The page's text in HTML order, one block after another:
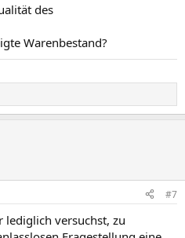
des
Warenbestand?
#7
lediglich versuchst, zu